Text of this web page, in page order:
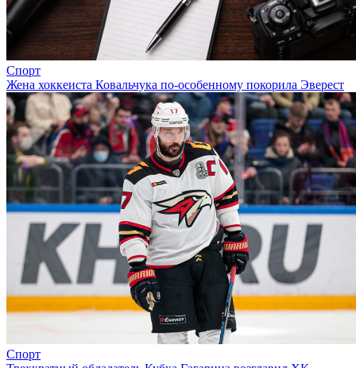
Спорт
Жена хоккеиста Ковальчука по-особенному покорила Эверест
Спорт